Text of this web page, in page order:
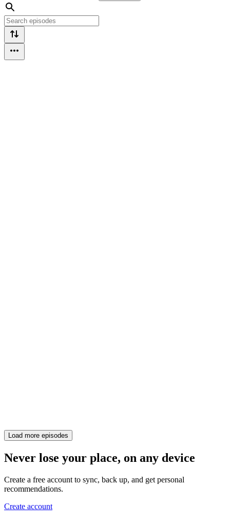
Load more episodes
Never lose your place, on any device
Create a free account to sync, back up, and get personal
recommendations.
Create account